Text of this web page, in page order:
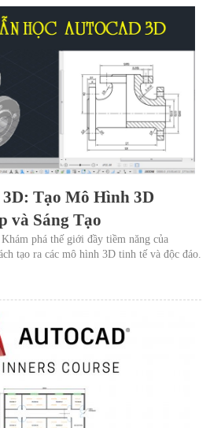
Tạo Mô Hình 3D
và Sáng Tạo
phá thế giới đầy tiềm năng của
tạo ra các mô hình 3D tinh tế và độc đáo.